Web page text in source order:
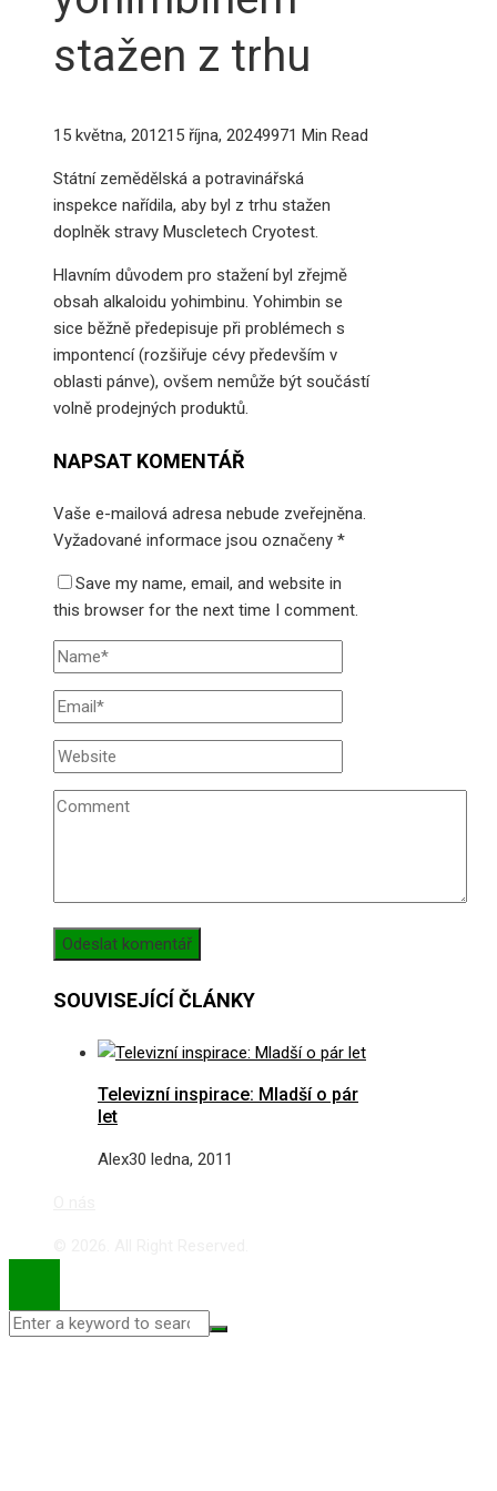
stažen z trhu
15 května, 201215 října, 20249971 Min Read
Státní zemědělská a potravinářská
inspekce nařídila, aby byl z trhu stažen
doplněk stravy Muscletech Cryotest.
Hlavním důvodem pro stažení byl zřejmě
obsah alkaloidu yohimbinu. Yohimbin se
sice běžně předepisuje při problémech s
impontencí (rozšiřuje cévy především v
oblasti pánve), ovšem nemůže být součástí
volně prodejných produktů.
NAPSAT KOMENTÁŘ
Vaše e-mailová adresa nebude zveřejněna.
Vyžadované informace jsou označeny *
Save my name, email, and website in
this browser for the next time I comment.
SOUVISEJÍCÍ ČLÁNKY
Televizní inspirace: Mladší o pár
let
Alex30 ledna, 2011